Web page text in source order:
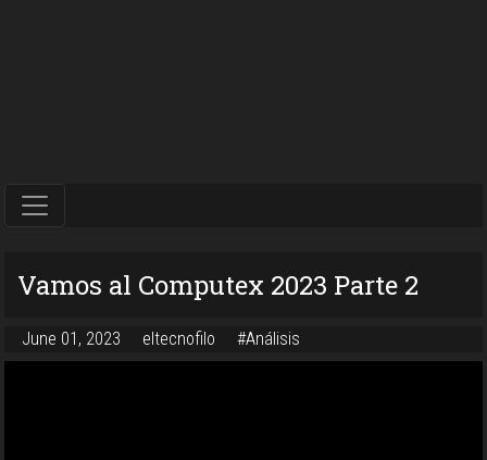
Vamos al Computex 2023 Parte 2
June 01, 2023 eltecnofilo #Análisis